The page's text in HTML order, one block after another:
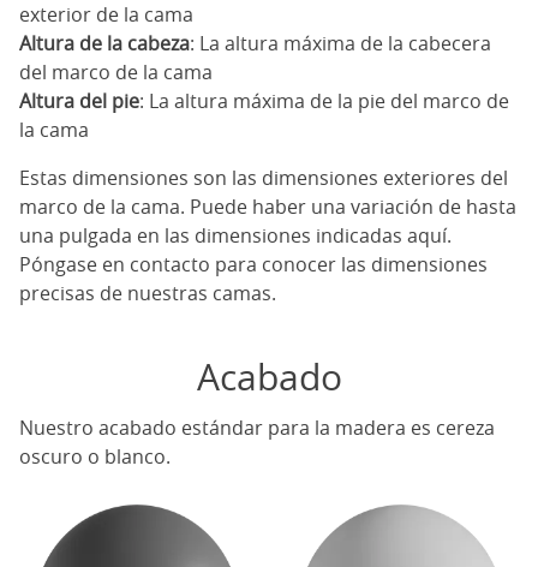
exterior de la cama
Altura de la cabeza: La altura máxima de la cabecera
del marco de la cama
Altura del pie: La altura máxima de la pie del marco de
la cama
Estas dimensiones son las dimensiones exteriores del
marco de la cama. Puede haber una variación de hasta
una pulgada en las dimensiones indicadas aquí.
Póngase en contacto para conocer las dimensiones
precisas de nuestras camas.
Acabado
Nuestro acabado estándar para la madera es cereza
oscuro o blanco.